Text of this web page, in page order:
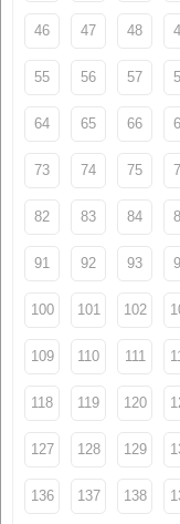
46 47 48
55 56 57
64 65 66
73 74 75
82 83 84
91 92 93
100 101 102
109 110 111
118 119 120
127 128 129
136 137 138